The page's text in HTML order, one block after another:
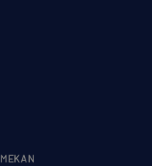
MEKAN